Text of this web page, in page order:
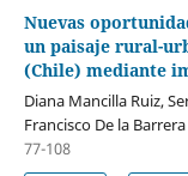
Nuevas
un paisaje rural-
(Chile) mediante
Diana Mancilla Ruiz,
Francisco De la
77-108